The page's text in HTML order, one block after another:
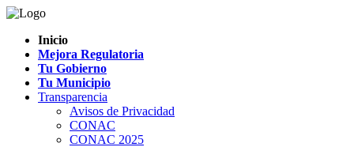
Inicio
Mejora Regulatoria
Tu Gobierno
Tu Municipio
Transparencia
Avisos de Privacidad
CONAC
CONAC 2025